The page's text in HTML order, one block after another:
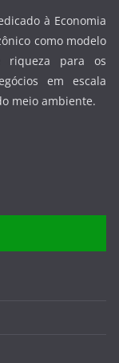
à Economia
como modelo
riqueza para os
em escala
meio ambiente.